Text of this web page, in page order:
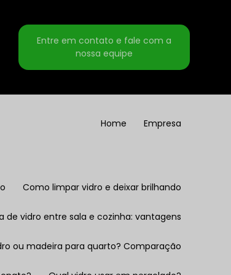
Entre em contato e fale com a
nossa equipe
Home Empresa
Como limpar vidro e deixar brilhando
de vidro entre sala e cozinha: vantagens
ou madeira para quarto? Comparação